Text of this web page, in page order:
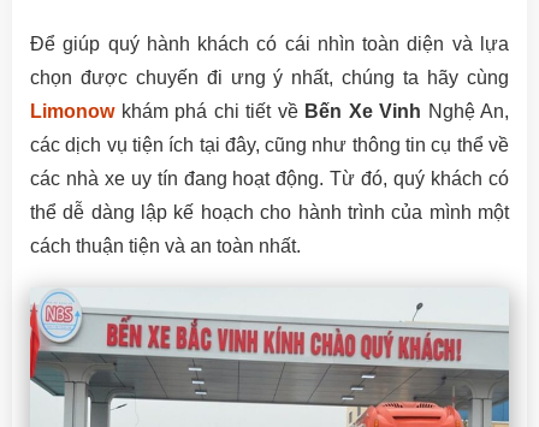
Để giúp quý hành khách có cái nhìn toàn diện và lựa
chọn được chuyến đi ưng ý nhất, chúng ta hãy cùng
Limonowkhám phá chi tiết về Bến Xe Vinh Nghệ An,
các dịch vụ tiện ích tại đây, cũng như thông tin cụ thể về
các nhà xe uy tín đang hoạt động. Từ đó, quý khách có
thể dễ dàng lập kế hoạch cho hành trình của mình một
cách thuận tiện và an toàn nhất.